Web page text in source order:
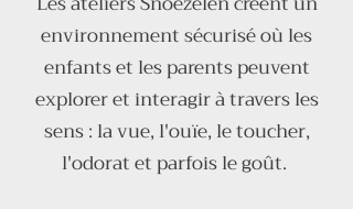
environnement sécurisé où les
enfants et les parents peuvent
explorer et interagir à travers les
sens : la vue, l'ouïe, le toucher,
l'odorat et parfois le goût.